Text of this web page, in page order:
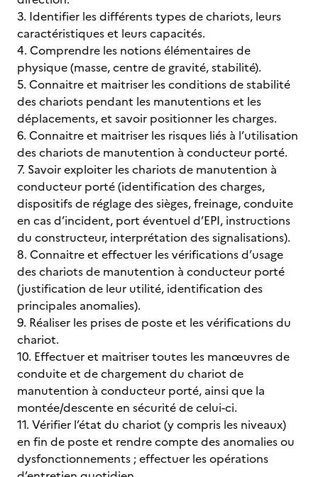
3. Identifier les différents types de chariots, leurs
caractéristiques et leurs capacités.
4. Comprendre les notions élémentaires de
physique (masse, centre de gravité, stabilité).
5. Connaitre et maitriser les conditions de stabilité
des chariots pendant les manutentions et les
déplacements, et savoir positionner les charges.
6. Connaitre et maitriser les risques liés à l’utilisation
des chariots de manutention à conducteur porté.
7. Savoir exploiter les chariots de manutention à
conducteur porté (identification des charges,
dispositifs de réglage des sièges, freinage, conduite
en cas d’incident, port éventuel d’EPI, instructions
du constructeur, interprétation des signalisations).
8. Connaitre et effectuer les vérifications d’usage
des chariots de manutention à conducteur porté
(justification de leur utilité, identification des
principales anomalies).
9. Réaliser les prises de poste et les vérifications du
chariot.
10. Effectuer et maitriser toutes les manœuvres de
conduite et de chargement du chariot de
manutention à conducteur porté, ainsi que la
montée/descente en sécurité de celui-ci.
11. Vérifier l’état du chariot (y compris les niveaux)
en fin de poste et rendre compte des anomalies ou
dysfonctionnements ; effectuer les opérations